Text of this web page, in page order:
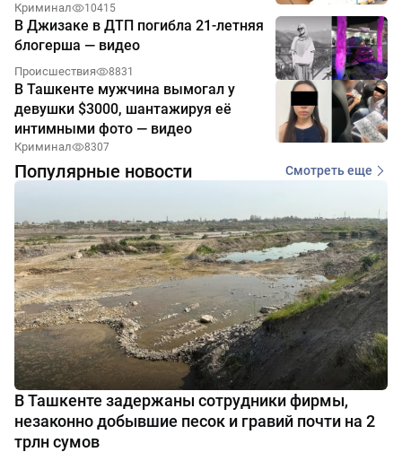
Криминал 10415
В Джизаке в ДТП погибла 21-летняя
блогерша — видео
Происшествия 8831
В Ташкенте мужчина вымогал у
девушки $3000, шантажируя её
интимными фото — видео
Криминал 8307
Популярные новости Смотреть еще
В Ташкенте задержаны сотрудники фирмы,
незаконно добывшие песок и гравий почти на 2
трлн сумов